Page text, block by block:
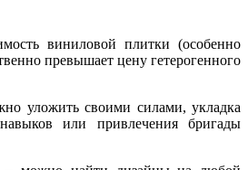
виниловой плитки (особенно
превышает цену гетерогенного
уложить своими силами, укладка
или привлечения бригады